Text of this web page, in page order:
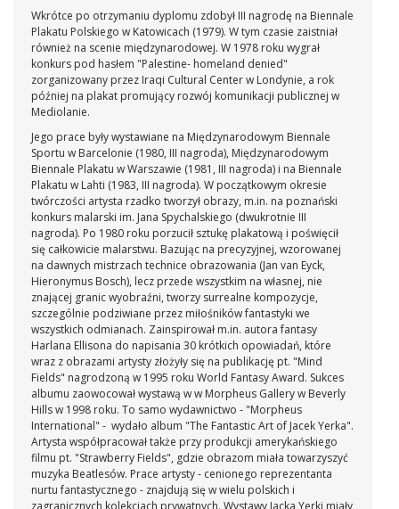
Wkrótce po otrzymaniu dyplomu zdobył III nagrodę na Biennale
Plakatu Polskiego w Katowicach (1979). W tym czasie zaistniał
również na scenie międzynarodowej. W 1978 roku wygrał
konkurs pod hasłem "Palestine- homeland denied"
zorganizowany przez Iraqi Cultural Center w Londynie, a rok
później na plakat promujący rozwój komunikacji publicznej w
Mediolanie.
Jego prace były wystawiane na Międzynarodowym Biennale
Sportu w Barcelonie (1980, III nagroda), Międzynarodowym
Biennale Plakatu w Warszawie (1981, III nagroda) i na Biennale
Plakatu w Lahti (1983, III nagroda). W początkowym okresie
twórczości artysta rzadko tworzył obrazy, m.in. na poznański
konkurs malarski im. Jana Spychalskiego (dwukrotnie III
nagroda). Po 1980 roku porzucił sztukę plakatową i poświęcił
się całkowicie malarstwu. Bazując na precyzyjnej, wzorowanej
na dawnych mistrzach technice obrazowania (Jan van Eyck,
Hieronymus Bosch), lecz przede wszystkim na własnej, nie
znającej granic wyobraźni, tworzy surrealne kompozycje,
szczególnie podziwiane przez miłośników fantastyki we
wszystkich odmianach. Zainspirował m.in. autora fantasy
Harlana Ellisona do napisania 30 krótkich opowiadań, które
wraz z obrazami artysty złożyły się na publikację pt. "Mind
Fields" nagrodzoną w 1995 roku World Fantasy Award. Sukces
albumu zaowocował wystawą w w Morpheus Gallery w Beverly
Hills w 1998 roku. To samo wydawnictwo - "Morpheus
International" - wydało album "The Fantastic Art of Jacek Yerka".
Artysta współpracował także przy produkcji amerykańskiego
filmu pt. "Strawberry Fields", gdzie obrazom miała towarzyszyć
muzyka Beatlesów. Prace artysty - cenionego reprezentanta
nurtu fantastycznego - znajdują się w wielu polskich i
zagranicznych kolekcjach prywatnych. Wystawy Jacka Yerki miały